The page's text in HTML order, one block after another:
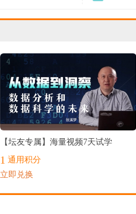
最热
【坛友专属】海量视频7天试学
1 通用积分
立即兑换